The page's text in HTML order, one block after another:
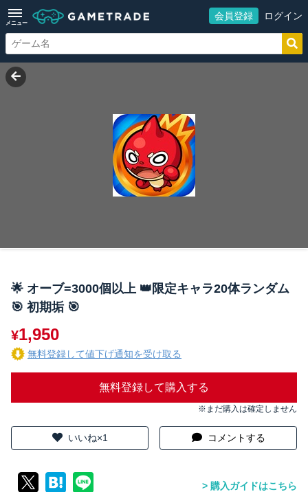
メニュー
会員登録 ログイン
🌟 オーブ=3000個以上 👑限定キャラ20体ランダム
🎯 初期垢 🎯
¥1,950
無料登録して値下げ通知を受け取る
無料登録して購入する
※まだ購入は確定しません
いいね×1 コメントする
購入ガイドはこちら